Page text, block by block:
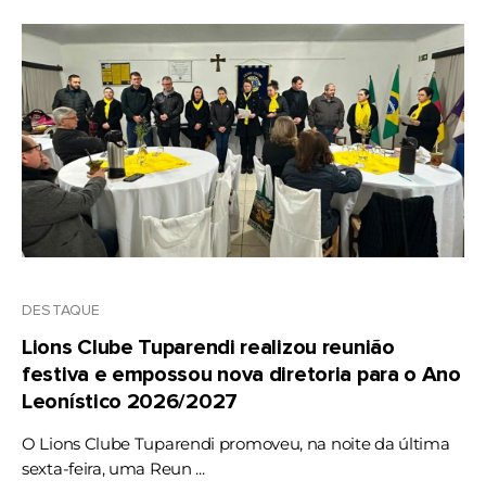
DESTAQUE
Lions Clube Tuparendi realizou reunião
festiva e empossou nova diretoria para o Ano
Leonístico 2026/2027
O Lions Clube Tuparendi promoveu, na noite da última
sexta-feira, uma Reun ...